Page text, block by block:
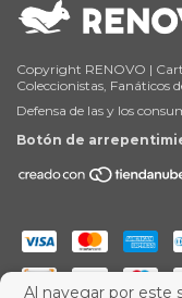
Al navegar por este
Copyright RENOVO |
Coleccionistas, Fanáticos
Defensa de las y los
Botón de